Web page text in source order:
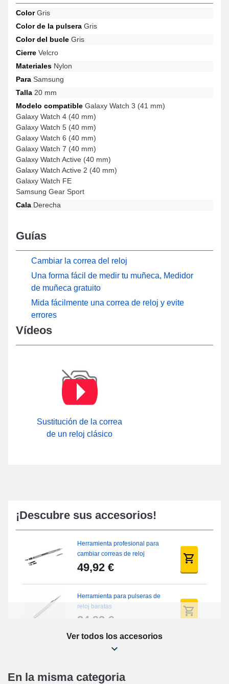
muchos más de la marca Samsung. Gracias a su estilo
esfuerzo a una selección diversa para todas las ocasiones.
ColorGris
Color de la pulsera Gris
Color del bucle Gris
Cierre Velcro
Materiales Nylon
Para Samsung
Talla 20 mm
Modelo compatible Galaxy Watch 3 (41 mm)
Galaxy Watch 4 (40 mm)
Galaxy Watch 5 (40 mm)
Galaxy Watch 6 (40 mm)
Galaxy Watch 7 (40 mm)
Galaxy Watch Active (40 mm)
Galaxy Watch Active 2 (40 mm)
Galaxy Watch FE
Samsung Gear Sport
Cala Derecha
Guías
Cambiar la correa del reloj
Una forma fácil de medir tu muñeca, Medidor
de muñeca gratuito
Mida fácilmente una correa de reloj y evite
errores
Vídeos
Sustitución de la correa
de un reloj clásico
¡Descubre sus accesorios!
Herramienta profesional para
cambiar correas de reloj
49,92 €
Herramienta para pulseras de
reloj baratas
34,92 €
Kit de reparación de relojes
16,90 €
Ver todos los accesorios
En la misma categoria